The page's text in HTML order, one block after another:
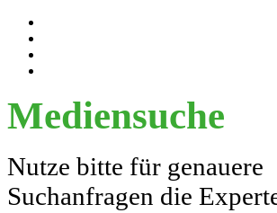
Mediensuche
Nutze bitte für genauere
Suchanfragen die